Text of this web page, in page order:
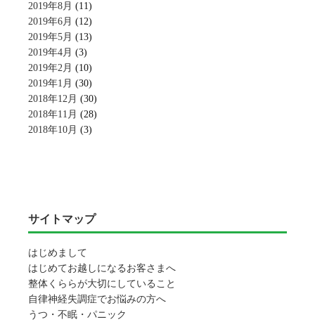
2019年8月 (11)
2019年6月 (12)
2019年5月 (13)
2019年4月 (3)
2019年2月 (10)
2019年1月 (30)
2018年12月 (30)
2018年11月 (28)
2018年10月 (3)
サイトマップ
はじめまして
はじめてお越しになるお客さまへ
整体くららが大切にしていること
自律神経失調症でお悩みの方へ
うつ・不眠・パニック